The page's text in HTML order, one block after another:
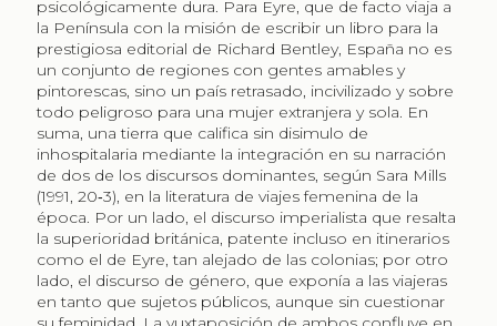
psicológicamente dura. Para Eyre, que de facto viaja a
la Península con la misión de escribir un libro para la
prestigiosa editorial de Richard Bentley, España no es
un conjunto de regiones con gentes amables y
pintorescas, sino un país retrasado, incivilizado y sobre
todo peligroso para una mujer extranjera y sola. En
suma, una tierra que califica sin disimulo de
inhospitalaria mediante la integración en su narración
de dos de los discursos dominantes, según Sara Mills
(1991, 20‑3), en la literatura de viajes femenina de la
época. Por un lado, el discurso imperialista que resalta
la superioridad británica, patente incluso en itinerarios
como el de Eyre, tan alejado de las colonias; por otro
lado, el discurso de género, que exponía a las viajeras
en tanto que sujetos públicos, aunque sin cuestionar